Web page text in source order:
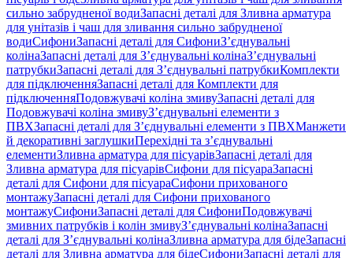
сильно забрудненої водиЗапасні деталі для Зливна арматура
для унітазів і чаш для зливання сильно забрудненої
водиСифониЗапасні деталі для СифониЗ’єднувальні
колінаЗапасні деталі для З’єднувальні колінаЗ’єднувальні
патрубкиЗапасні деталі для З’єднувальні патрубкиКомплекти
для підключенняЗапасні деталі для Комплекти для
підключенняПодовжувачі коліна змивуЗапасні деталі для
Подовжувачі коліна змивуЗ’єднувальні елементи з
ПВХЗапасні деталі для З’єднувальні елементи з ПВХМанжети
й декоративні заглушкиПерехідні та з’єднувальні
елементиЗливна арматура для пісуарівЗапасні деталі для
Зливна арматура для пісуарівСифони для пісуараЗапасні
деталі для Сифони для пісуараСифони прихованого
монтажуЗапасні деталі для Сифони прихованого
монтажуСифониЗапасні деталі для СифониПодовжувачі
змивних патрубків і колін змивуЗ’єднувальні колінаЗапасні
деталі для З’єднувальні колінаЗливна арматура для бідеЗапасні
деталі для Зливна арматура для бідеСифониЗапасні деталі для